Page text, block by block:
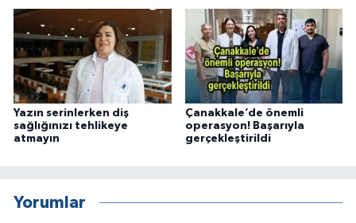
Yazın serinlerken diş
sağlığınızı tehlikeye
atmayın
Çanakkale’de önemli
operasyon! Başarıyla
gerçekleştirildi
Yorumlar